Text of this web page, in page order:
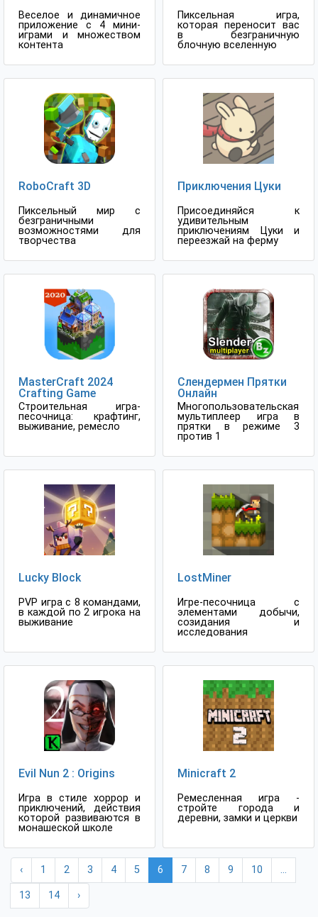
Веселое и динамичное
приложение с 4 мини-
играми и множеством
контента
Пиксельная игра,
которая переносит вас
в безграничную
блочную вселенную
RoboCraft 3D
Пиксельный мир с
безграничными
возможностями для
творчества
Приключения Цуки
Присоединяйся к
удивительным
приключениям Цуки и
переезжай на ферму
MasterCraft 2024
Crafting Game
Строительная игра-
песочница: крафтинг,
выживание, ремесло
Слендермен Прятки
Онлайн
Многопользовательская
мультиплеер игра в
прятки в режиме 3
против 1
Lucky Block
PVP игра с 8 командами,
в каждой по 2 игрока на
выживание
LostMiner
Игре-песочница с
элементами добычи,
созидания и
исследования
Evil Nun 2 : Origins
Игра в стиле хоррор и
приключений, действия
которой развиваются в
монашеской школе
Minicraft 2
Ремесленная игра -
стройте города и
деревни, замки и церкви
‹ 1 2 3 4 5 6 7 8 9 10 ...
13 14 ›